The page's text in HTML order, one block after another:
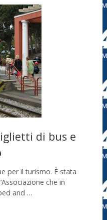
di bus e
per il turismo. È stata
che in
and …